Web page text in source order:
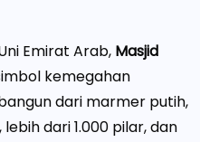
Emirat Arab, Masjid
kemegahan
dari marmer putih,
dari 1.000 pilar, dan